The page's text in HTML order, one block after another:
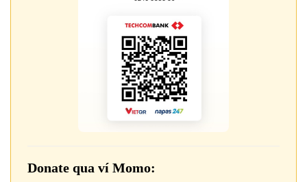
Donate qua ví Momo: